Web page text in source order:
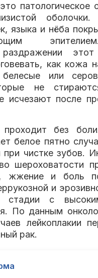
патологическое
языка и нёба
этот
как кожа
или
не
исчезают после
проходит без
белое пятно
при чистке зубов.
шероховатости
жжение и боль
и
с
По данным
лейкоплакии
рак.